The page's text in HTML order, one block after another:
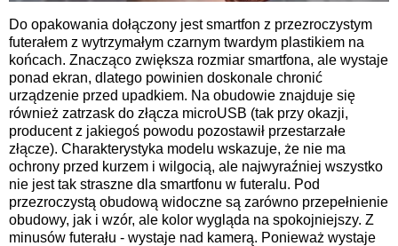
Do opakowania dołączony jest smartfon z przezroczystym
futerałem z wytrzymałym czarnym twardym plastikiem na
końcach. Znacząco zwiększa rozmiar smartfona, ale wystaje
ponad ekran, dlatego powinien doskonale chronić
urządzenie przed upadkiem. Na obudowie znajduje się
również zatrzask do złącza microUSB (tak przy okazji,
producent z jakiegoś powodu pozostawił przestarzałe
złącze). Charakterystyka modelu wskazuje, że nie ma
ochrony przed kurzem i wilgocią, ale najwyraźniej wszystko
nie jest tak straszne dla smartfonu w futeralu. Pod
przezroczystą obudową widoczne są zarówno przepełnienie
obudowy, jak i wzór, ale kolor wygląda na spokojniejszy. Z
minusów futerału - wystaje nad kamerą. Ponieważ wystaje